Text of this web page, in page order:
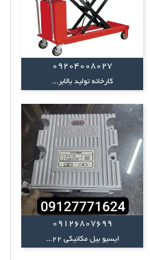
09204008027
کارخانه تولید بالابر...
09126807699
ایسیو بیل مکانیکی 22...